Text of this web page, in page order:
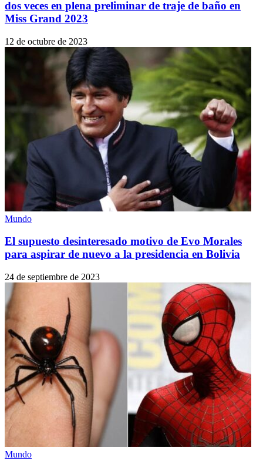
dos veces en plena preliminar de traje de baño en
Miss Grand 2023
12 de octubre de 2023
Mundo
El supuesto desinteresado motivo de Evo Morales
para aspirar de nuevo a la presidencia en Bolivia
24 de septiembre de 2023
Mundo